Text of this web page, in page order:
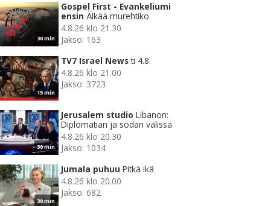
30 min
Gospel First - Evankeliumi
ensin Älkää murehtiko
4.8.26 klo 21.30
Jakso: 163
15 min
TV7 Israel News ti 4.8.
4.8.26 klo 21.00
Jakso: 3723
30 min
Jerusalem studio Libanon:
Diplomatian ja sodan välissä
4.8.26 klo 20.30
Jakso: 1034
30 min
Jumala puhuu Pitkä ikä
4.8.26 klo 20.00
Jakso: 682